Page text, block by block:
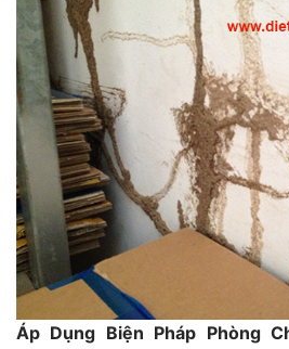
Áp Dụng Biện Pháp Phòng